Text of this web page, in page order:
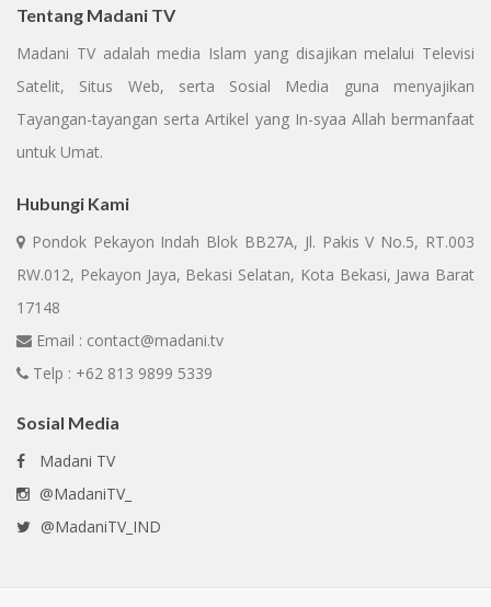
Tentang Madani TV
Madani TV adalah media Islam yang disajikan melalui Televisi
Satelit, Situs Web, serta Sosial Media guna menyajikan
Tayangan-tayangan serta Artikel yang In-syaa Allah bermanfaat
untuk Umat.
Hubungi Kami
Pondok Pekayon Indah Blok BB27A, Jl. Pakis V No.5, RT.003
RW.012, Pekayon Jaya, Bekasi Selatan, Kota Bekasi, Jawa Barat
17148
Email : contact@madani.tv
Telp : +62 813 9899 5339
Sosial Media
Madani TV
@MadaniTV_
@MadaniTV_IND